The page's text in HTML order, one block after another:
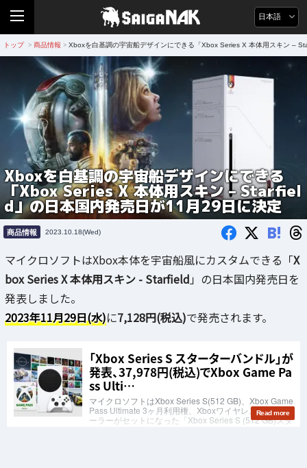
日本語
トップ > 商品情報 > Xboxを白基調の宇宙船デザインにできる「Xbox Series X 本体用スキン –
Xboxを白基調の宇宙船デザインにできる
「Xbox Series X 本体用スキン – Starfiel
d」の日本国内発売日が11月29日に決定
商品情報 2023.10.18(Wed) B!
マイクロソフトはXbox本体を宇宙船風にカスタムできる「X
box Series X 本体用スキン - Starfield 」の日本国内発売日を
発表しました。
2023年11月29日(水)に7,128円(税込)で発売されます。